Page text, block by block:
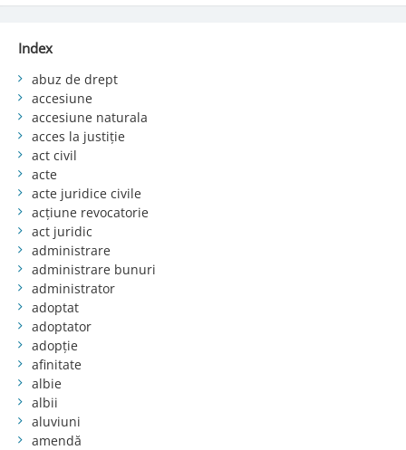
Index
abuz de drept
accesiune
accesiune naturala
acces la justiție
act civil
acte
acte juridice civile
acțiune revocatorie
act juridic
administrare
administrare bunuri
administrator
adoptat
adoptator
adopție
afinitate
albie
albii
aluviuni
amendă